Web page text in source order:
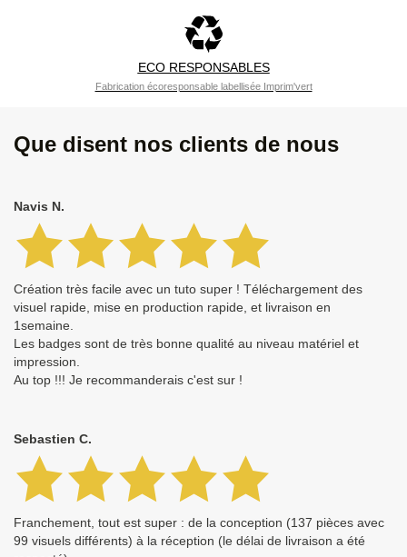
ECO RESPONSABLES
Fabrication écoresponsable labellisée Imprim'vert
Que disent nos clients de nous
Navis N.
Création très facile avec un tuto super ! Téléchargement des
visuel rapide, mise en production rapide, et livraison en
1semaine.
Les badges sont de très bonne qualité au niveau matériel et
impression.
Au top !!! Je recommanderais c'est sur !
Sebastien C.
Franchement, tout est super : de la conception (137 pièces avec
99 visuels différents) à la réception (le délai de livraison a été